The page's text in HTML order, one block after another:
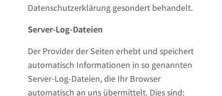
Datenschutzerklärung gesondert behandelt.
Server-Log-Dateien
Der Provider der Seiten erhebt und speichert
automatisch Informationen in so genannten
Server-Log-Dateien, die Ihr Browser
automatisch an uns übermittelt. Dies sind: